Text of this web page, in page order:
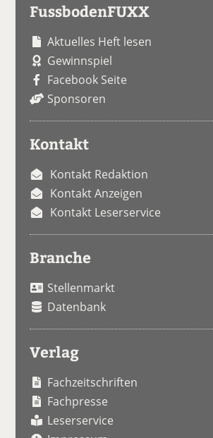
FussbodenFUXX
Aktuelles Heft lesen
Gewinnspiel
Facebook Seite
Sponsoren
Kontakt
Kontakt Redaktion
Kontakt Anzeigen
Kontakt Leserservice
Branche
Stellenmarkt
Datenbank
Verlag
Fachzeitschriften
Fachpresse
Leserservice